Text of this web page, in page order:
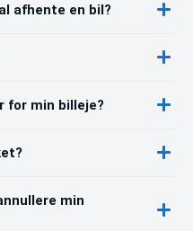
afhente en bil?
for min billeje?
min